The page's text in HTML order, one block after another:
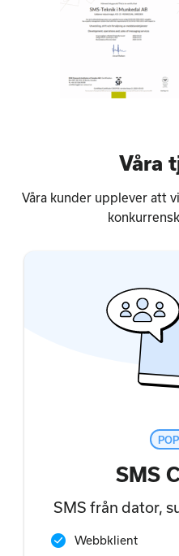
Våra
Våra kunder upplever att
SMS
SMS från dator,
Webbklient